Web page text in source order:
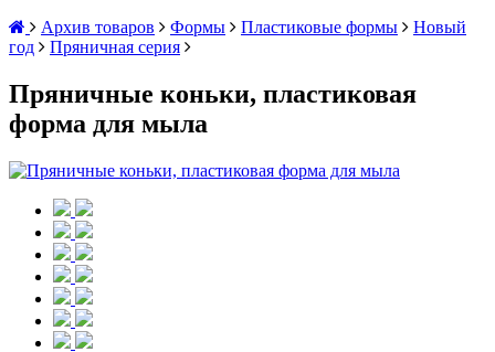
Архив товаров
Формы Пластиковые формы
Новый
год
Пряничная серия
Пряничные коньки, пластиковая
форма для мыла